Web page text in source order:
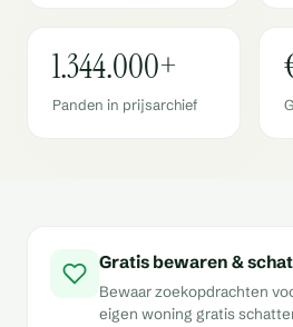
1.344.000+
Panden in prijsarchief
Gratis bewaren &
Bewaar zoekopdrachten
eigen woning gratis